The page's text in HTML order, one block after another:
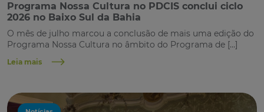
Programa Nossa Cultura no PDCIS conclui ciclo
2026 no Baixo Sul da Bahia
O mês de julho marcou a conclusão de mais uma edição do
Programa Nossa Cultura no âmbito do Programa de […]
Leia mais